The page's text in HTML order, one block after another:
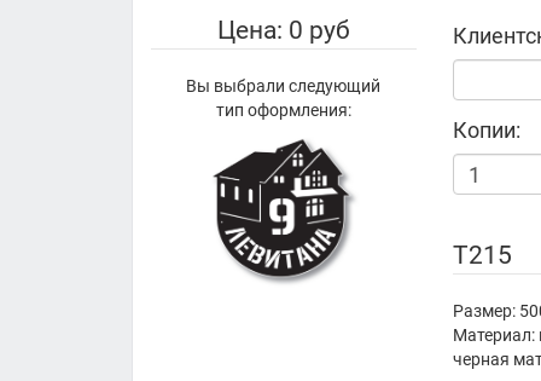
Цена: 0 руб
Вы выбрали следующий
тип оформления:
Копии:
Т215
Размер:
Материал:
черная